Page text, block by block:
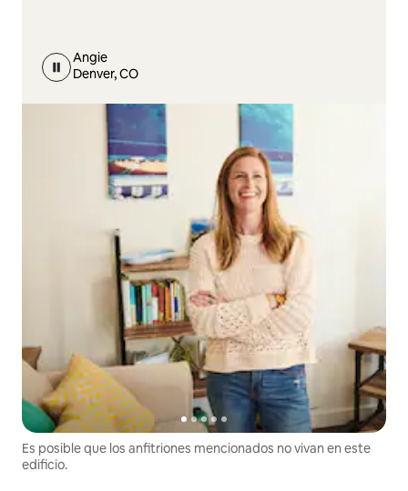
Angie
Denver, CO
Es posible que los anfitriones mencionados no vivan en este
edificio.